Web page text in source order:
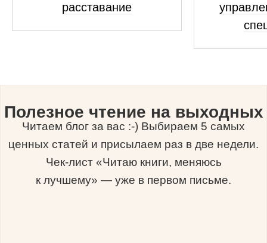
расставание
Полезное чтение на выходных
Читаем блог за вас :-) Выбираем 5 самых
ценных статей и присылаем раз в две недели.
Чек-лист «Читаю книги, меняюсь
к лучшему» — уже в первом письме.